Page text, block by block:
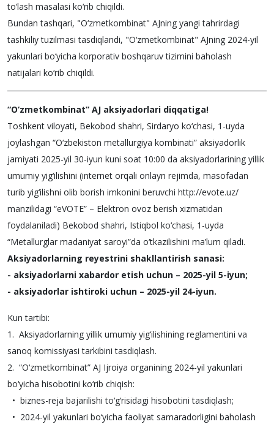
to‘lash masalasi ko‘rib chiqildi.
Bundan tashqari, "O‘zmetkombinat" AJning yangi tahrirdagi
tashkiliy tuzilmasi tasdiqlandi, "O‘zmetkombinat" AJning 2024-yil
yakunlari bo‘yicha korporativ boshqaruv tizimini baholash
natijalari ko‘rib chiqildi.
“O‘zmetkombinat” AJ aksiyadorlari diqqatiga!
Toshkent viloyati, Bekobod shahri, Sirdaryo ko‘chasi, 1-uyda
joylashgan “O‘zbekiston metallurgiya kombinati” aksiyadorlik
jamiyati 2025-yil 30-iyun kuni soat 10:00 da aksiyadorlarining yillik
umumiy yig‘ilishini (internet orqali onlayn rejimda, masofadan
turib yig‘ilishni olib borish imkonini beruvchi http://evote.uz/
manzilidagi “eVOTE” – Elektron ovoz berish xizmatidan
foydalaniladi) Bekobod shahri, Istiqbol ko‘chasi, 1-uyda
“Metallurglar madaniyat saroyi”da o‘tkazilishini ma’lum qiladi.
Aksiyadorlarning reyestrini shakllantirish sanasi:
- aksiyadorlarni xabardor etish uchun – 2025-yil 5-iyun;
- aksiyadorlar ishtiroki uchun – 2025-yil 24-iyun.
Kun tartibi:
1. Aksiyadorlarning yillik umumiy yig‘ilishining reglamentini va
sanoq komissiyasi tarkibini tasdiqlash.
2. “O‘zmetkombinat” AJ Ijroiya organining 2024-yil yakunlari
bo‘yicha hisobotini ko‘rib chiqish:
• biznes-reja bajarilishi to‘g‘risidagi hisobotini tasdiqlash;
• 2024-yil yakunlari bo‘yicha faoliyat samaradorligini baholash